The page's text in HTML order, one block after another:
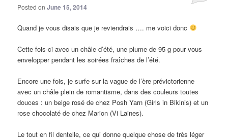
Posted onJune 15, 2014
Quand je vous disais que je reviendrais …. me voici donc
Cette fois-ci avec un châle d’été, une plume de 95 g pour vous
envelopper pendant les soirées fraîches de l’été.
Encore une fois, je surfe sur la vague de l’ère prévictorienne
avec un châle plein de romantisme, dans des couleurs toutes
douces : un beige rosé de chez Posh Yarn (Girls in Bikinis) et un
rose chocolaté de chez Marion (Vi Laines).
Le tout en fil dentelle, ce qui donne quelque chose de très léger